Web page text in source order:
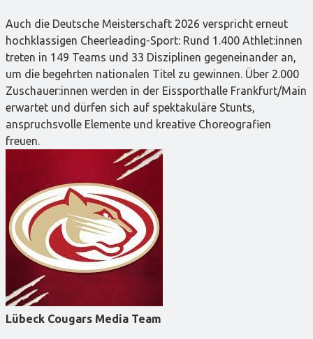
Auch die Deutsche Meisterschaft 2026 verspricht erneut
hochklassigen Cheerleading-Sport: Rund 1.400 Athlet:innen
treten in 149 Teams und 33 Disziplinen gegeneinander an,
um die begehrten nationalen Titel zu gewinnen. Über 2.000
Zuschauer:innen werden in der Eissporthalle Frankfurt/Main
erwartet und dürfen sich auf spektakuläre Stunts,
anspruchsvolle Elemente und kreative Choreografien
freuen.
Lübeck Cougars Media Team